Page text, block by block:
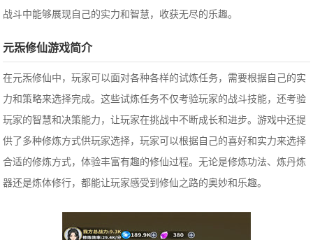
战斗中能够展现自己的实力和智慧，收获无尽的乐趣。
元炁修仙游戏简介
在元炁修仙中，玩家可以面对各种各样的试炼任务，需要根据自己的实
力和策略来选择完成。这些试炼任务不仅考验玩家的战斗技能，还考验
玩家的智慧和决策能力，让玩家在挑战中不断成长和进步。游戏中还提
供了多种修炼方式供玩家选择，玩家可以根据自己的喜好和实力来选择
合适的修炼方式，体验丰富有趣的修仙过程。无论是修炼功法、炼丹炼
器还是炼体修行，都能让玩家感受到修仙之路的奥妙和乐趣。